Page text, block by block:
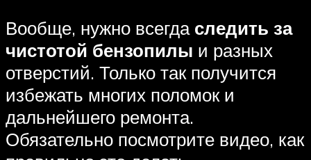
Вообще, нужно всегда следить за
чистотой бензопилы и разных
отверстий. Только так получится
избежать многих поломок и
дальнейшего ремонта.
Обязательно посмотрите видео, как